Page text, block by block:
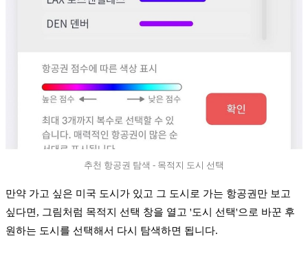
추천 항공권 탐색 - 목적지 도시 선택
만약 가고 싶은 미국 도시가 있고 그 도시로 가는 항공권만 보고
싶다면, 그림처럼 목적지 선택 창을 열고 '도시 선택'으로 바꾼 후
원하는 도시를 선택해서 다시 탐색하면 됩니다.